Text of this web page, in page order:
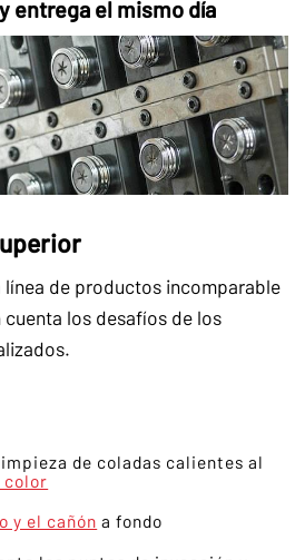
entrega el mismo día
línea de productos incomparable
los desafíos de los
de coladas calientes al
color
y el cañón a fondo